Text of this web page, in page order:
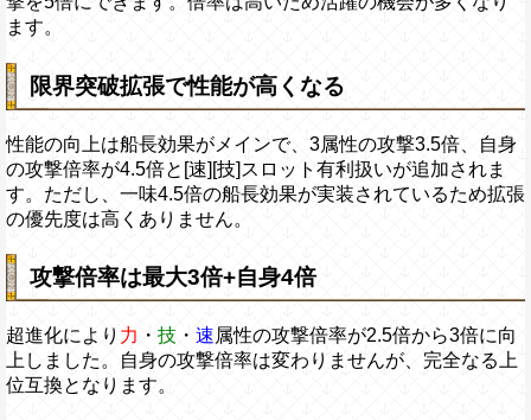
ます。
限界突破拡張で性能が高くなる
性能の向上は船長効果がメインで、3属性の攻撃3.5倍、自身
の攻撃倍率が4.5倍と[速][技]スロット有利扱いが追加されま
す。ただし、一味4.5倍の船長効果が実装されているため拡張
の優先度は高くありません。
攻撃倍率は最大3倍+自身4倍
超進化により 力 ・ 技 ・ 速属性の攻撃倍率が2.5倍から3倍に向
上しました。自身の攻撃倍率は変わりませんが、完全なる上
位互換となります。